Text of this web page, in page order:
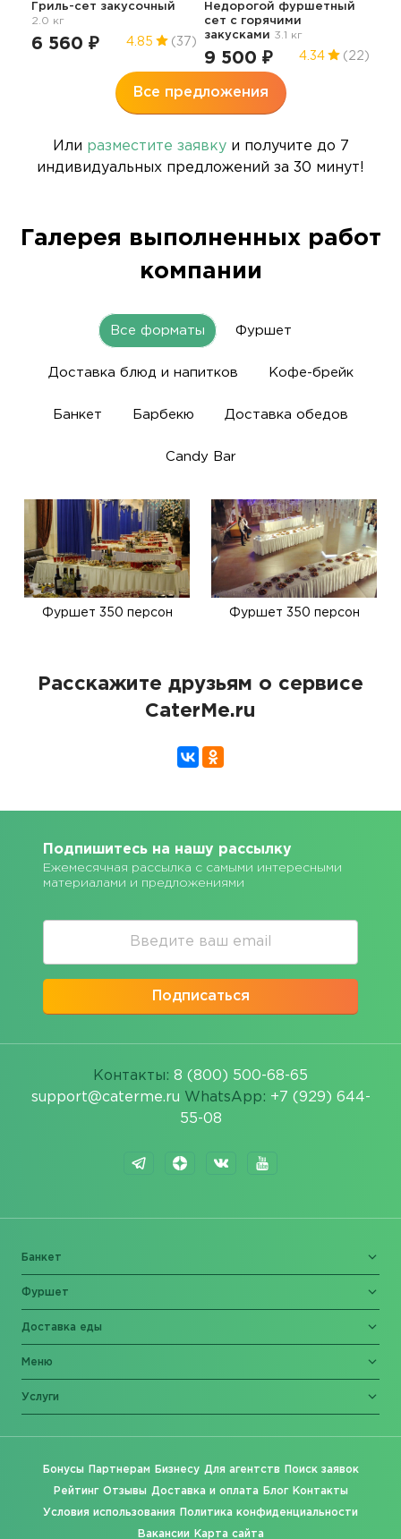
Гриль-сет закусочный
2.0 кг
6 560 ₽ 4.85 (37)
Недорогой фуршетный
сет с горячими
закусками 3.1 кг
9 500 ₽ 4.34 (22)
Все предложения
Или разместите заявкуи получите до 7
индивидуальных предложений за 30 минут!
Галерея выполненных работ
компании
Все форматы Фуршет
Доставка блюд и напитков Кофе-брейк
Банкет Барбекю Доставка обедов
Candy Bar
Фуршет 350 персон Фуршет 350 персон
Расскажите друзьям о сервисе
CaterMe.ru
Подпишитесь на нашу рассылку
Ежемесячная рассылка с самыми интересными
материалами и предложениями
Подписаться
Контакты: 8 (800) 500-68-65
support@caterme.ru WhatsApp: +7 (929) 644-
55-08
Банкет
Фуршет
Доставка еды
Меню
Услуги
Бонусы Партнерам Бизнесу Для агентств Поиск заявок
Рейтинг Отзывы Доставка и оплата Блог Контакты
Условия использования Политика конфиденциальности
Вакансии Карта сайта